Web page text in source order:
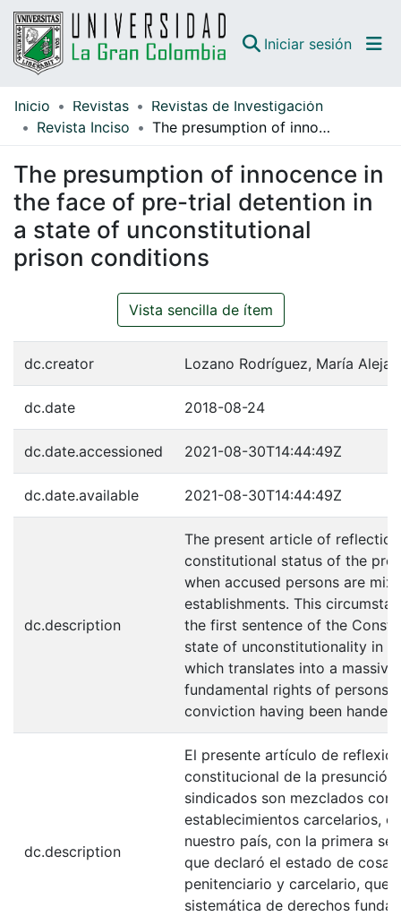
Iniciar sesión
Comunidades
Guías
Inicio Revistas
Revistas de Investigación
Revista Inciso
The presumption of innocence in the face of pre-trial detention in a state of unconstitutional prison conditions
The presumption of innocence in
the face of pre-trial detention in
a state of unconstitutional
prison conditions
Vista sencilla de ítem
dc.creator Lozano Rodríguez, María
dc.date 2018-08-24
dc.date.accessioned 2021-08-30T14:44:49Z
dc.date.available 2021-08-30T14:44:49Z
dc.description
The present article of
constitutional status of the
when accused persons are
establishments. This
the first sentence of the
state of unconstitutionality in
which translates into a
fundamental rights of persons
conviction having been
dc.description
El presente artículo de
constitucional de la
sindicados son mezclados con
establecimientos carcelarios,
nuestro país, con la primera
que declaró el estado de
penitenciario y carcelario, que
sistemática de derechos